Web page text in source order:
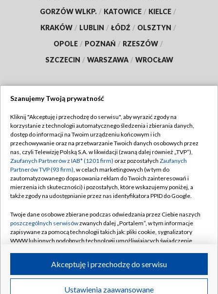
GORZÓW WLKP. / KATOWICE / KIELCE /
KRAKÓW / LUBLIN / ŁÓDŹ / OLSZTYN /
OPOLE / POZNAŃ / RZESZÓW /
SZCZECIN / WARSZAWA / WROCŁAW
TVP
Abonament TVP
Emisja w TVP
Centrum informacji TVP
Naziemna Telewizja Cyfrowa
Rada Programowa
System NOS
Informacje o nadawcy
Program dla prasy
Regulamin TVP
Polityka prywatności
Moje zgody
Pomoc
Kontakt
Kanały
©2026 Telewizja Polska S.A. w likwidacji
Szanujemy Twoją prywatność
Kliknij "Akceptuję i przechodzę do serwisu", aby wyrazić zgody na
korzystanie z technologii automatycznego śledzenia i zbierania danych,
dostęp do informacji na Twoim urządzeniu końcowym i ich
przechowywanie oraz na przetwarzanie Twoich danych osobowych przez
nas, czyli Telewizję Polską S.A. w likwidacji (zwaną dalej również „TVP”),
Zaufanych Partnerów z IAB* (1201 firm) oraz pozostałych Zaufanych
Partnerów TVP (93 firm), w celach marketingowych (w tym do
zautomatyzowanego dopasowania reklam do Twoich zainteresowań i
mierzenia ich skuteczności) i pozostałych, które wskazujemy poniżej, a
także zgody na udostępnianie przez nas identyfikatora PPID do Google.
Twoje dane osobowe zbierane podczas odwiedzania przez Ciebie naszych
poszczególnych serwisówzwanych dalej „Portalem”, w tym informacje
zapisywane za pomocą technologii takich jak: pliki cookie, sygnalizatory
WWW lub innych podobnych technologii umożliwiających świadczenie
ruchu w Internecie.
Twoje dane osobowe zbierane podczas odwiedzania przez Ciebie
Ustawienia zaawansowane
Akceptuję i przechodzę do serwisu